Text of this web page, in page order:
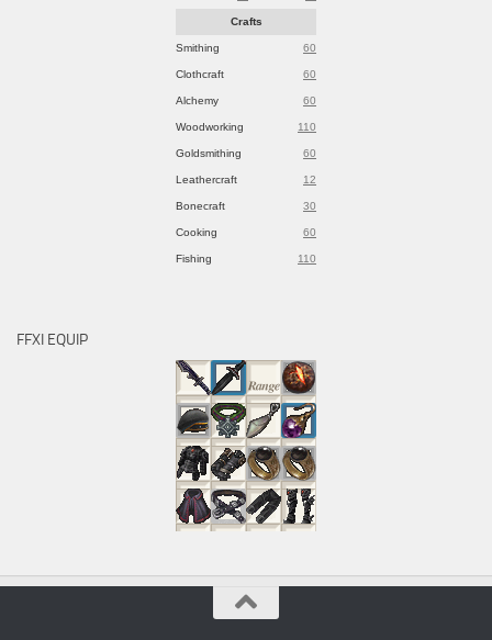
Crafts
Smithing 60
Clothcraft 60
Alchemy 60
Woodworking 110
Goldsmithing 60
Leathercraft 12
Bonecraft 30
Cooking 60
Fishing 110
FFXI EQUIP